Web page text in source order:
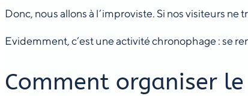
Donc, nous allons à l’improviste. Si nos visiteurs
Evidemment, c’est une activité chronophage : se
Comment organiser